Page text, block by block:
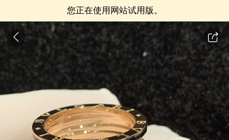
您正在使用网站试用版。